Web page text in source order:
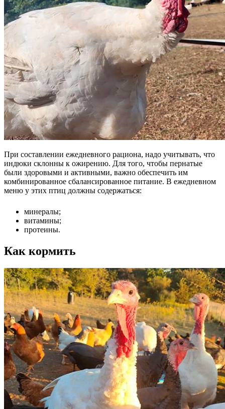
При составлении ежедневного рациона, надо учитывать, что
индюки склонны к ожирению. Для того, чтобы пернатые
были здоровыми и активными, важно обеспечить им
комбинированное сбалансированное питание. В ежедневном
меню у этих птиц должны содержаться:
минералы;
витамины;
протеины.
Как кормить